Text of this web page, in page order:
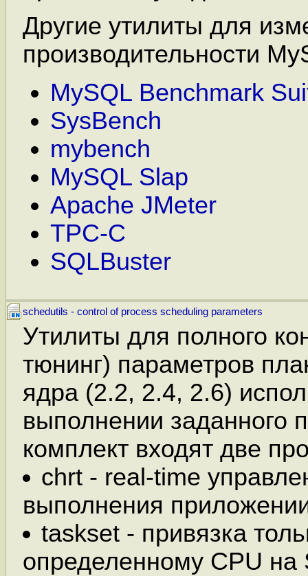
Другие утилиты для
производительности
MySQL Benchmark
SysBench
mybench
MySQL Slap
Apache JMeter
TPC-C
SQLBuster
schedutils - control of process scheduling parameters
Утилиты для полного
тюнинг) параметров
ядра (2.2, 2.4, 2.6)
выполнении заданного
комплект входят две
chrt - real-time
выполнения
taskset - привязка
определенному CPU на